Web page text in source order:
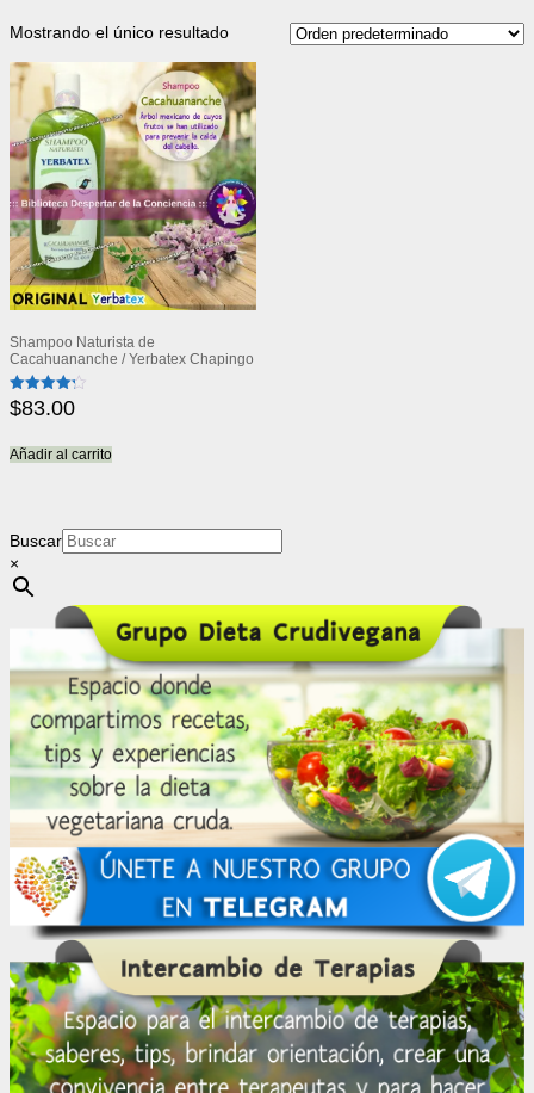
Mostrando el único resultado
Shampoo Naturista de
Cacahuananche / Yerbatex Chapingo
Valorado
con
de 5
$83.00
Añadir al carrito
Buscar
×